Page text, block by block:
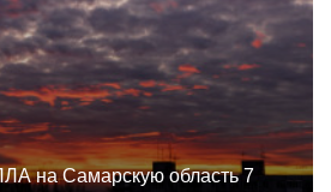
на Самарскую область 7